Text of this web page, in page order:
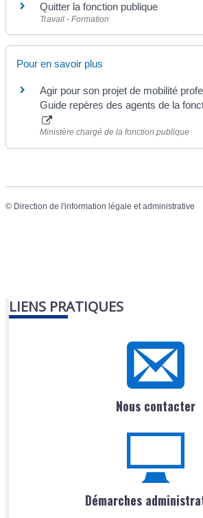
Quitter la fonction publique
Travail - Formation
Pour en savoir plus
Agir pour son projet de mobilité
Guide repères des agents de la
Ministère chargé de la fonction publique
© Direction de l'information légale et administrative
LIENS PRATIQUES
Nous contacter
Démarches